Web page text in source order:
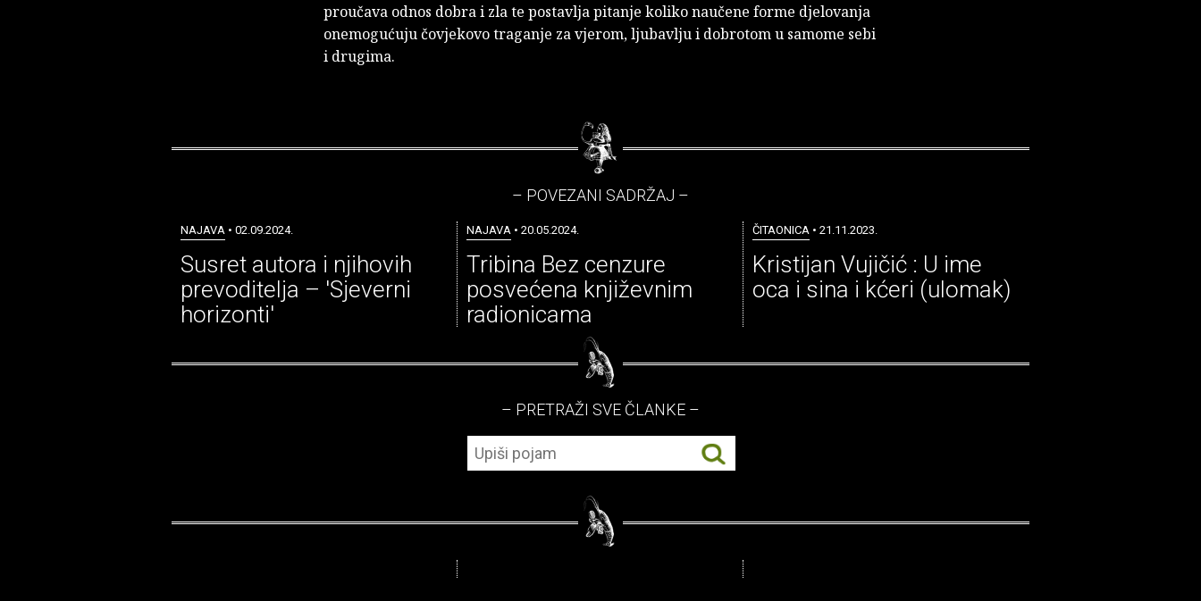
proučava odnos dobra i zla te postavlja pitanje koliko naučene forme djelovanja
onemogućuju čovjekovo traganje za vjerom, ljubavlju i dobrotom u samome sebi
i drugima.
– POVEZANI SADRŽAJ –
NAJAVA • 02.09.2024.
Susret autora i njihovih
prevoditelja – 'Sjeverni
horizonti'
NAJAVA • 20.05.2024.
Tribina Bez cenzure
posvećena književnim
radionicama
ČITAONICA • 21.11.2023.
Kristijan Vujičić : U ime
oca i sina i kćeri (ulomak)
– PRETRAŽI SVE ČLANKE –